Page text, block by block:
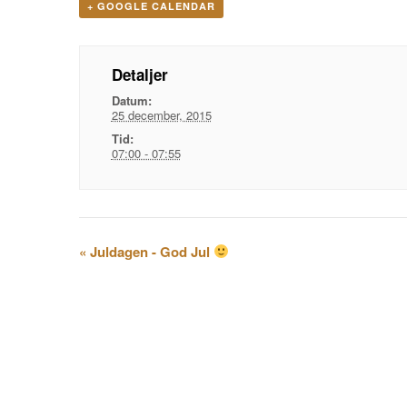
+ GOOGLE CALENDAR
Detaljer
Datum:
25 december, 2015
Tid:
07:00 - 07:55
Evenemangsnavigation
« Juldagen - God Jul